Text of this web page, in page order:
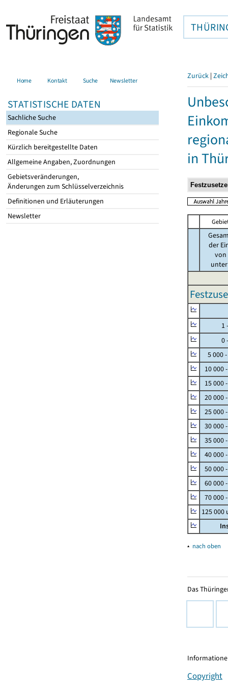
Home Kontakt Suche Newsletter
STATISTISCHE DATEN
Sachliche Suche
Regionale Suche
Kürzlich bereitgestellte Daten
Allgemeine Angaben, Zuordnungen
Gebietsveränderungen,
Änderungen zum Schlüsselverzeichnis
Definitionen und Erläuterungen
Newsletter
Zurück |
in
der
von
unter
1 -
0 -
5 000
10 000
15 000
20 000
25 000
30 000
35 000
40 000
50 000
60 000
70 000
125
▴ nach oben
Das
Copyright